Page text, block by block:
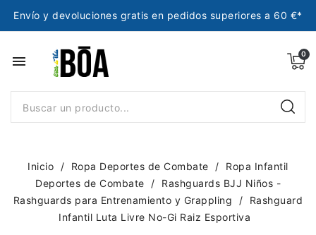
Envío y devoluciones gratis en pedidos superiores a 60 €*
menu
Inicio Ropa Deportes de Combate
Ropa Infantil
Deportes de Combate
Rashguards BJJ Niños -
Rashguards para Entrenamiento y Grappling
Rashguard
Infantil Luta Livre No-Gi Raiz Esportiva